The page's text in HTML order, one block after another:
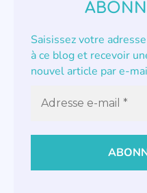
Saisissez votre
à ce blog et recevoir
nouvel article par e-